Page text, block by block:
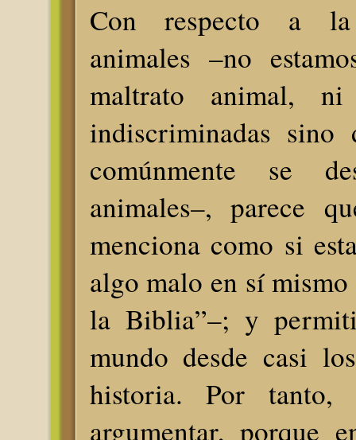
Con respecto a
animales –no
maltrato animal, ni
indiscriminadas
comúnmente se
animales–, parece
menciona como si
algo malo en sí
la Biblia”–; y
mundo desde casi
historia. Por tanto,
argumentar, porque